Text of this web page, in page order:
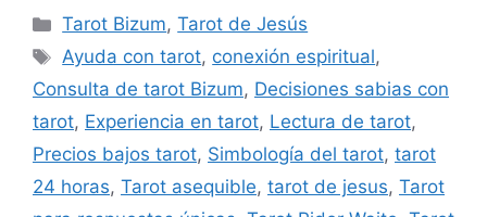
Categorías
Tarot Bizum,Tarot de Jesús
Etiquetas
Ayuda con tarot, conexión espiritual,
Consulta de tarot Bizum, Decisiones sabias con
tarot, Experiencia en tarot, Lectura de tarot,
Precios bajos tarot, Simbología del tarot, tarot
24 horas, Tarot asequible, tarot de jesus, Tarot